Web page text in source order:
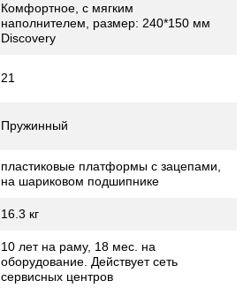
Комфортное, с мягким
наполнителем, размер: 240*150 мм
Discovery
21
Пружинный
пластиковые платформы с зацепами,
на шариковом подшипнике
16.3 кг
10 лет на раму, 18 мес. на
оборудование. Действует сеть
сервисных центров